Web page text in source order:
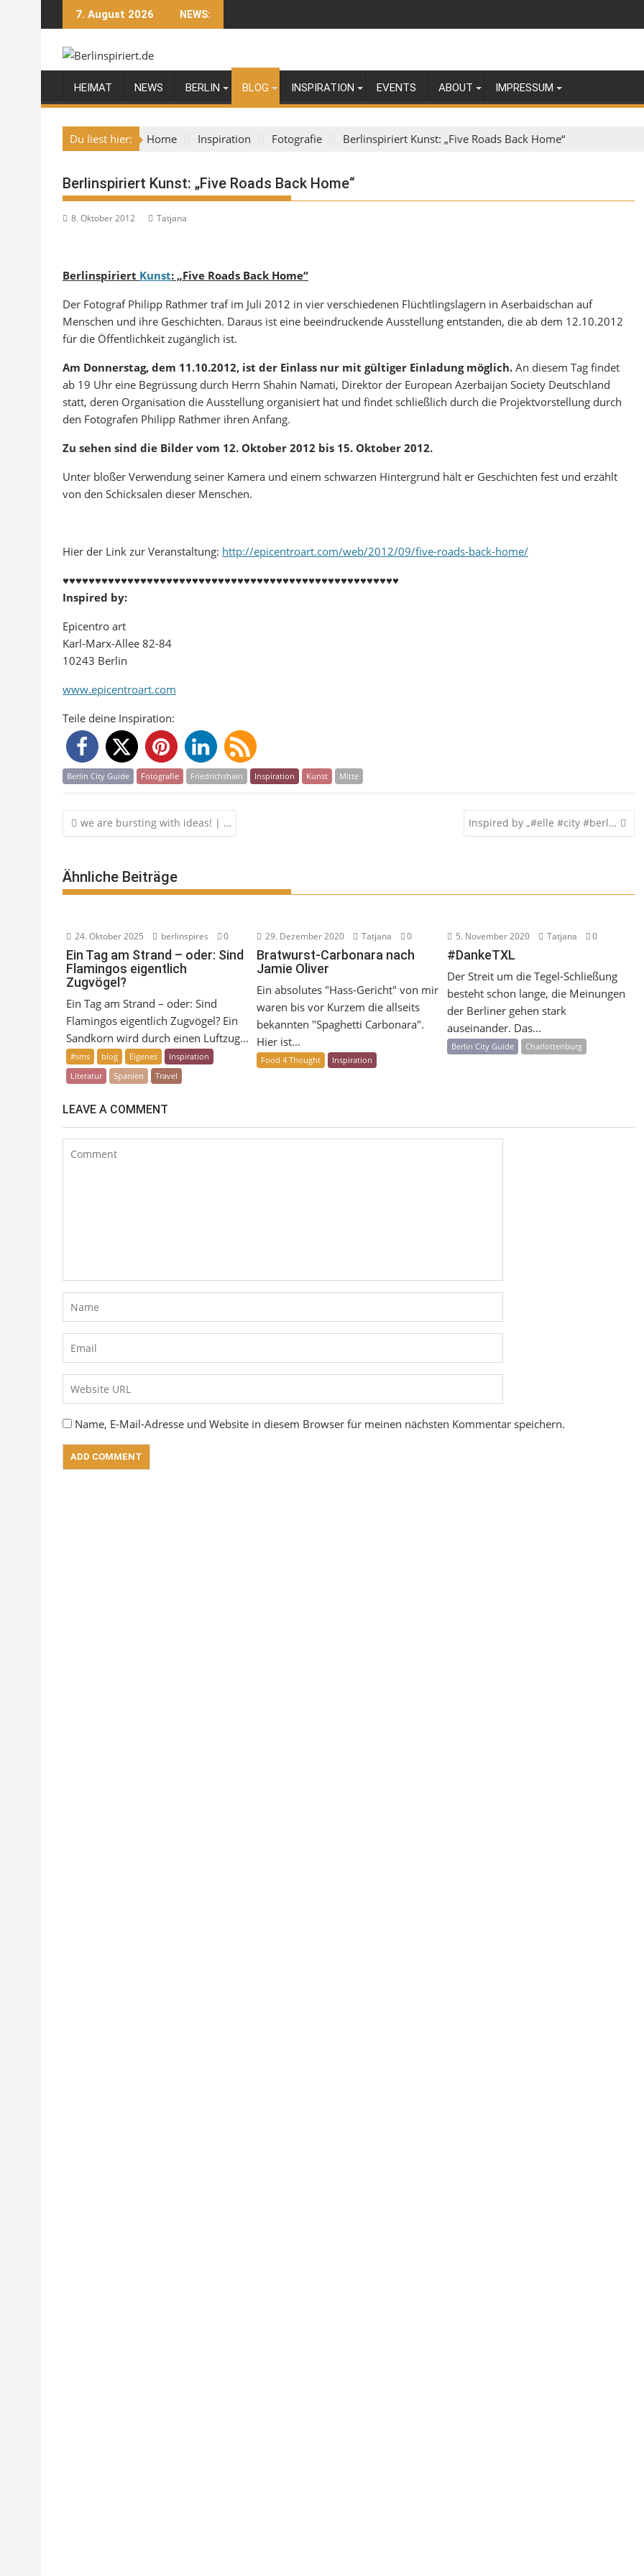
to
7. August 2026 NEWS:
HEIMAT NEWS BERLIN BLOG INSPIRATION EVENTS ABOUT IMPRESSUM
Du liest hier: Home Inspiration Fotografie Berlinspiriert Kunst: „Five Roads Back Home“
Berlinspiriert Kunst: „Five Roads Back Home“
8. Oktober 2012 Tatjana
Berlinspiriert Kunst: „Five Roads Back Home“
Der Fotograf Philipp Rathmer traf im Juli 2012 in vier verschiedenen Flüchtlingslagern in Aserbaidschan auf
Menschen und ihre Geschichten. Daraus ist eine beeindruckende Ausstellung entstanden, die ab dem 12.10.2012
für die Öffentlichkeit zugänglich ist.
Am Donnerstag, dem 11.10.2012, ist der Einlass nur mit gültiger Einladung möglich. An diesem Tag findet
ab 19 Uhr eine Begrüssung durch Herrn Shahin Namati, Direktor der European Azerbaijan Society Deutschland
statt, deren Organisation die Ausstellung organisiert hat und findet schließlich durch die Projektvorstellung durch
den Fotografen Philipp Rathmer ihren Anfang.
Zu sehen sind die Bilder vom 12. Oktober 2012 bis 15. Oktober 2012.
Unter bloßer Verwendung seiner Kamera und einem schwarzen Hintergrund hält er Geschichten fest und erzählt
von den Schicksalen dieser Menschen.
Hier der Link zur Veranstaltung: http://epicentroart.com/web/2012/09/five-roads-back-home/
♥♥♥♥♥♥♥♥♥♥♥♥♥♥♥♥♥♥♥♥♥♥♥♥♥♥♥♥♥♥♥♥♥♥♥♥♥♥♥♥♥♥♥♥♥♥♥♥♥♥♥♥
Inspired by:
Epicentro art
Karl-Marx-Allee 82-84
10243 Berlin
www.epicentroart.com
Teile deine Inspiration:
Berlin City Guide Fotografie Friedrichshain Inspiration Kunst Mitte
Beitragsnavigation
we are bursting with ideas! | … Inspired by „#elle #city #berl…
Ähnliche Beiträge
24. Oktober 2025 berlinspires 0
Ein Tag am Strand – oder: Sind
Flamingos eigentlich
Zugvögel?
Ein Tag am Strand – oder: Sind
Flamingos eigentlich Zugvögel? Ein
Sandkorn wird durch einen Luftzug...
#sms blog Eigenes
Inspiration
Literatur
Spanien Travel
29. Dezember 2020 Tatjana 0
Bratwurst-Carbonara nach
Jamie Oliver
Ein absolutes "Hass-Gericht" von mir
waren bis vor Kurzem die allseits
bekannten "Spaghetti Carbonara".
Hier ist...
Food 4 Thought Inspiration
5. November 2020 Tatjana 0
#DankeTXL
Der Streit um die Tegel-Schließung
besteht schon lange, die Meinungen
der Berliner gehen stark
auseinander. Das...
Berlin City Guide Charlottenburg
LEAVE A COMMENT
Name, E-Mail-Adresse und Website in diesem Browser für meinen nächsten Kommentar speichern.